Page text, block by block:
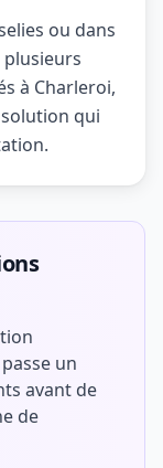
ou dans
à Charleroi,
qui
un
avant de
de